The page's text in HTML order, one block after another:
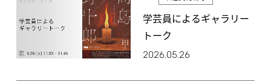
学芸員によるギャラリー
トーク
2026.05.26